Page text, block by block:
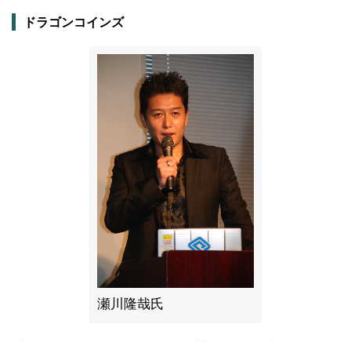
ドラゴンコインズ
瀬川隆哉氏